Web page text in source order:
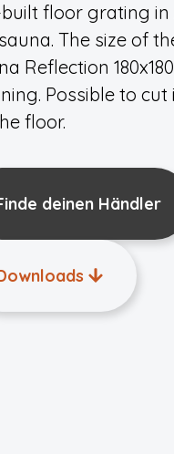
floor grating
The size of
Reflection
Possible to
floor.
deinen Händler